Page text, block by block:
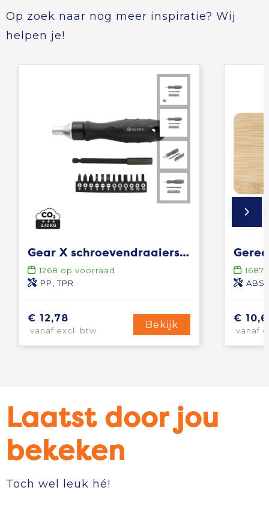
Op zoek naar nog meer inspiratie? Wij
helpen je!
Gear X schroevendraaierset
1268 op voorraad
PP, TPR
€ 12,78
vanaf excl. btw
Bekijk
1687
ABS,
€
vanaf
Laatst door jou
bekeken
Toch wel leuk hé!